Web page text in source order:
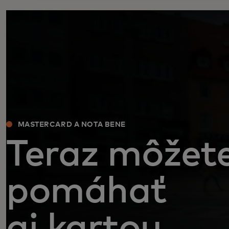
MASTERCARD A NOTA BENE
Teraz
pomáhať